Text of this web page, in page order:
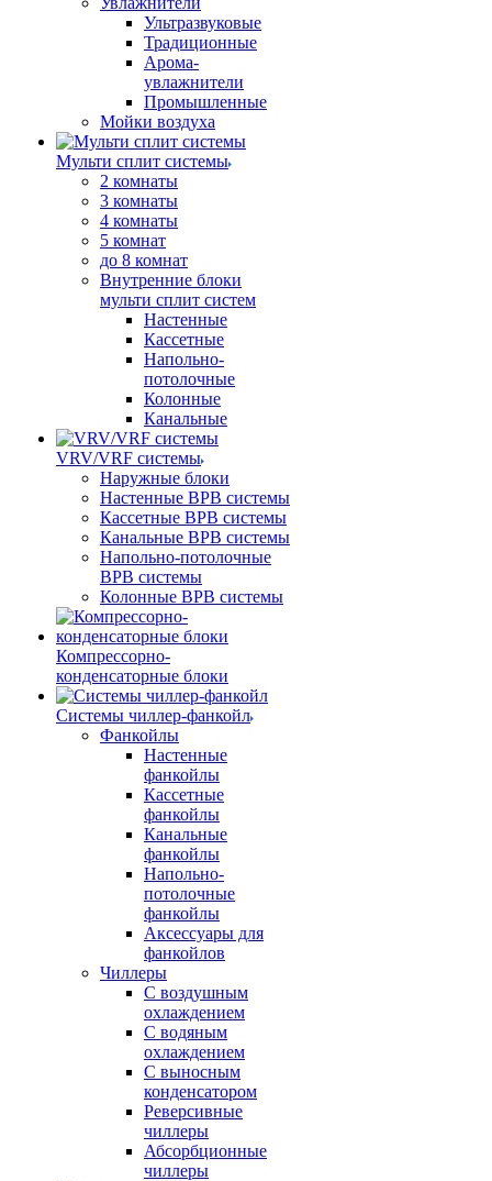
Ультразвуковые
Традиционные
Арома-
увлажнители
Промышленные
Мойки воздуха
Мульти сплит системы
2 комнаты
3 комнаты
4 комнаты
5 комнат
до 8 комнат
Внутренние блоки
мульти сплит систем
Настенные
Кассетные
Напольно-
потолочные
Колонные
Канальные
VRV/VRF системы
Наружные блоки
Настенные ВРВ системы
Кассетные ВРВ системы
Канальные ВРВ системы
Напольно-потолочные
ВРВ системы
Колонные ВРВ системы
Компрессорно-
конденсаторные блоки
Системы чиллер-фанкойл
Фанкойлы
Настенные
фанкойлы
Кассетные
фанкойлы
Канальные
фанкойлы
Напольно-
потолочные
фанкойлы
Аксессуары для
фанкойлов
Чиллеры
С воздушным
охлаждением
С водяным
охлаждением
С выносным
конденсатором
Реверсивные
чиллеры
Абсорбционные
чиллеры